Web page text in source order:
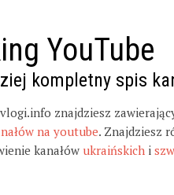
YouTube
kompletny spis
znajdziesz
na youtube. Znajdziesz
kanałów ukraińskich i